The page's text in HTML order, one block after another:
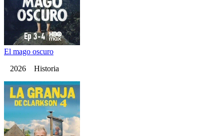
El mago oscuro
2026 Historia